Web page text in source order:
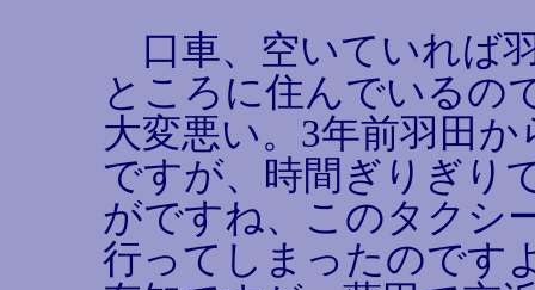
口車、空いていれば
ところに住んでいるの
大変悪い。3年前羽田
ですが、時間ぎりぎり
がですね、このタクシ
行ってしまったのです